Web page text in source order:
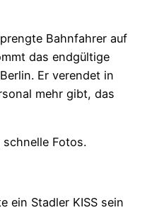
Bahnfahrer auf
das endgültige
Er verendet in
mehr gibt, das
Fotos.
ein Stadler KISS sein